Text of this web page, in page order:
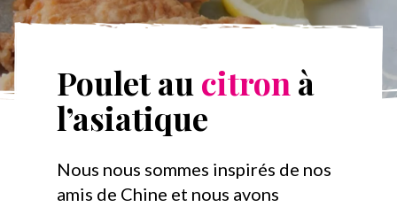
Poulet au citron à
l’asiatique
Nous nous sommes inspirés de nos
amis de Chine et nous avons